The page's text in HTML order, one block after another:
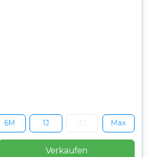
6M 1J Max
Verkaufen